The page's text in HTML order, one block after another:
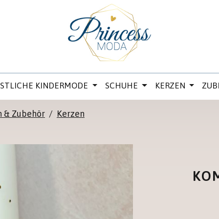
KINDERMODE SCHUHE KERZEN
& Zubehör / Kerzen